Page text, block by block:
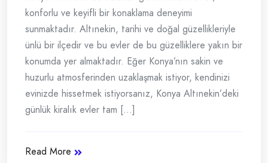
konforlu ve keyifli bir konaklama deneyimi
sunmaktadır. Altınekin, tarihi ve doğal güzellikleriyle
ünlü bir ilçedir ve bu evler de bu güzelliklere yakın bir
konumda yer almaktadır. Eğer Konya’nın sakin ve
huzurlu atmosferinden uzaklaşmak istiyor, kendinizi
evinizde hissetmek istiyorsanız, Konya Altınekin’deki
günlük kiralık evler tam [...]
Read More